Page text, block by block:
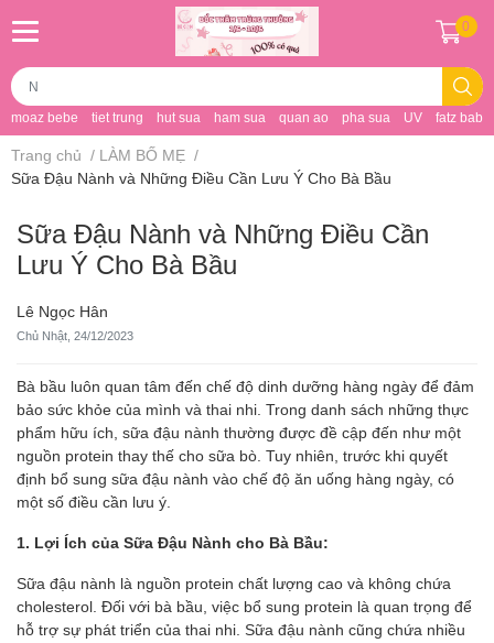
moaz bebe tiet trung hut sua ham sua quan ao pha sua UV fatz baby
0
Trang chủ / LÀM BỐ MẸ /
Sữa Đậu Nành và Những Điều Cần Lưu Ý Cho Bà Bầu
Sữa Đậu Nành và Những Điều Cần
Lưu Ý Cho Bà Bầu
Lê Ngọc Hân
Chủ Nhật, 24/12/2023
Bà bầu luôn quan tâm đến chế độ dinh dưỡng hàng ngày để đảm
bảo sức khỏe của mình và thai nhi. Trong danh sách những thực
phẩm hữu ích, sữa đậu nành thường được đề cập đến như một
nguồn protein thay thế cho sữa bò. Tuy nhiên, trước khi quyết
định bổ sung sữa đậu nành vào chế độ ăn uống hàng ngày, có
một số điều cần lưu ý.
1. Lợi Ích của Sữa Đậu Nành cho Bà Bầu:
Sữa đậu nành là nguồn protein chất lượng cao và không chứa
cholesterol. Đối với bà bầu, việc bổ sung protein là quan trọng để
hỗ trợ sự phát triển của thai nhi. Sữa đậu nành cũng chứa nhiều